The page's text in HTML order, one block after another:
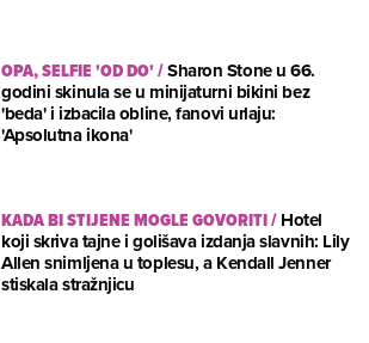
OPA, SELFIE 'OD DO'/Sharon Stone u 66.
godini skinula se u minijaturni bikini bez
'beda' i izbacila obline, fanovi urlaju:
'Apsolutna ikona'
KADA BI STIJENE MOGLE GOVORITI/Hotel
koji skriva tajne i golišava izdanja slavnih: Lily
Allen snimljena u toplesu, a Kendall Jenner
stiskala stražnjicu